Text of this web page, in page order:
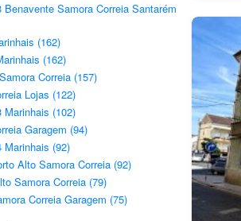
Benavente Samora Correia Santarém
(162)
(162)
Correia (157)
Lojas (122)
Marinhais (102)
Garagem (94)
Marinhais (92)
Alto Samora Correia (92)
Samora Correia (79)
Correia Garagem (75)